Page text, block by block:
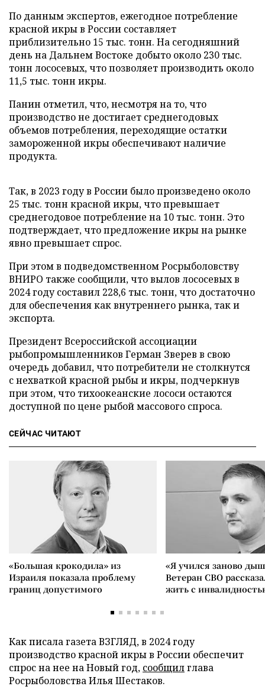
По данным экспертов, ежегодное потребление
красной икры в России составляет
приблизительно 15 тыс. тонн. На сегодняшний
день на Дальнем Востоке добыто около 230 тыс.
тонн лососевых, что позволяет производить около
11,5 тыс. тонн икры.
Панин отметил, что, несмотря на то, что
производство не достигает среднегодовых
объемов потребления, переходящие остатки
замороженной икры обеспечивают наличие
продукта.
Так, в 2023 году в России было произведено около
25 тыс. тонн красной икры, что превышает
среднегодовое потребление на 10 тыс. тонн. Это
подтверждает, что предложение икры на рынке
явно превышает спрос.
При этом в подведомственном Росрыболовству
ВНИРО также сообщили, что вылов лососевых в
2024 году составил 228,6 тыс. тонн, что достаточно
для обеспечения как внутреннего рынка, так и
экспорта.
Президент Всероссийской ассоциации
рыбопромышленников Герман Зверев в свою
очередь добавил, что потребители не столкнутся
с нехваткой красной рыбы и икры, подчеркнув
при этом, что тихоокеанские лососи остаются
доступной по цене рыбой массового спроса.
СЕЙЧАС ЧИТАЮТ
«Большая крокодила» из
Израиля показала проблему
границ допустимого
«Я учился заново
Ветеран СВО
жить с
Как писала газета ВЗГЛЯД, в 2024 году
производство красной икры в России обеспечит
спрос на нее на Новый год, сообщилглава
Росрыболовства Илья Шестаков.